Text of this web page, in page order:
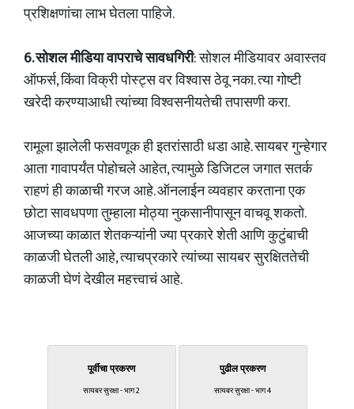
प्रशिक्षणांचा लाभ घेतला पाहिजे.
6. सोशल मीडिया वापराचे सावधगिरी: सोशल मीडियावर अवास्तव
ऑफर्स, किंवा विक्री पोस्ट्स वर विश्वास ठेवू नका. त्या गोष्टी
खरेदी करण्याआधी त्यांच्या विश्वसनीयतेची तपासणी करा.
रामूला झालेली फसवणूक ही इतरांसाठी धडा आहे. सायबर गुन्हेगार
आता गावापर्यंत पोहोचले आहेत, त्यामुळे डिजिटल जगात सतर्क
राहणं ही काळाची गरज आहे. ऑनलाईन व्यवहार करताना एक
छोटा सावधपणा तुम्हाला मोठ्या नुकसानीपासून वाचवू शकतो.
आजच्या काळात शेतकऱ्यांनी ज्या प्रकारे शेती आणि कुटुंबाची
काळजी घेतली आहे, त्याचप्रकारे त्यांच्या सायबर सुरक्षिततेची
काळजी घेणं देखील महत्त्वाचं आहे.
पूर्वीचा प्रकरण
सायबर सुरक्षा - भाग 2
पुढील प्रकरण
सायबर सुरक्षा - भाग 4